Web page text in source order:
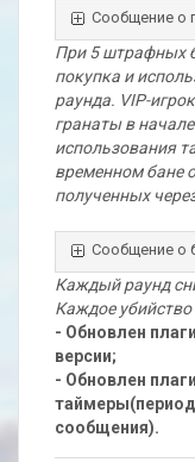
Сообщение о
При 5 штрафных
покупка и
раунда. VIP-
гранаты в
использования
временном бане
полученных
Сообщение о
Каждый раунд
Каждое
- Обновлен
версии;
- Обновлен
сообщения).